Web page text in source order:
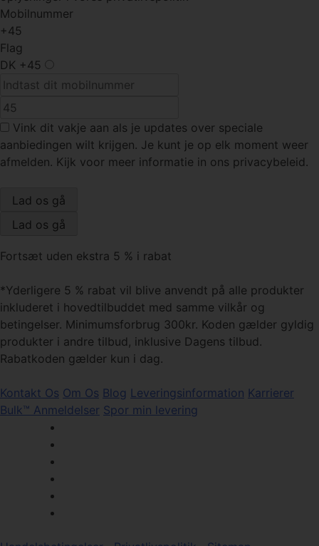
Mobilnummer
+45
Flag
DK +45
Vink dit vakje aan als je updates over speciale
aanbiedingen wilt krijgen. Je kunt je op elk moment weer
afmelden. Kijk voor meer informatie in ons privacybeleid.
Fortsæt uden ekstra 5 % i rabat
*Yderligere 5 % rabat vil blive anvendt på alle produkter
inkluderet i hovedtilbuddet med samme vilkår og
betingelser. Minimumsforbrug 300kr. Koden gælder gyldig
produkter i andre tilbud, inklusive Dagens tilbud.
Rabatkoden gælder kun i dag.
Kontakt Os Om Os Blog Leveringsinformation Karrierer
Bulk™ Anmeldelser Spor min levering